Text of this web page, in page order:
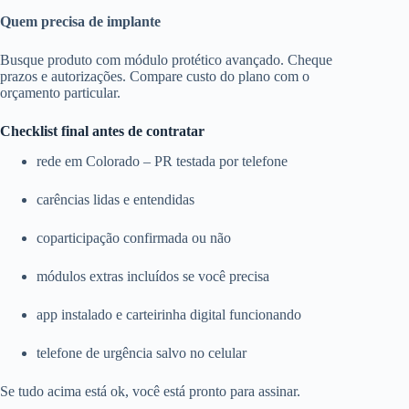
Quem precisa de implante
Busque produto com módulo protético avançado. Cheque
prazos e autorizações. Compare custo do plano com o
orçamento particular.
Checklist final antes de contratar
rede em Colorado – PR testada por telefone
carências lidas e entendidas
coparticipação confirmada ou não
módulos extras incluídos se você precisa
app instalado e carteirinha digital funcionando
telefone de urgência salvo no celular
Se tudo acima está ok, você está pronto para assinar.